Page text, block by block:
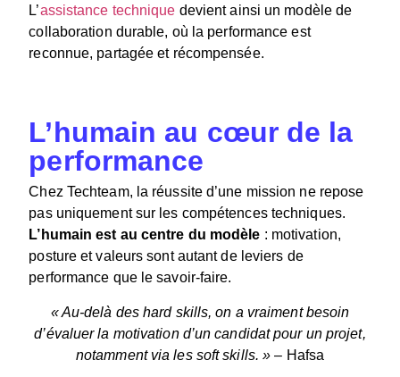
L’assistance technique devient ainsi un modèle de
collaboration durable, où la performance est
reconnue, partagée et récompensée.
L’humain au cœur de la
performance
Chez Techteam, la réussite d’une mission ne repose
pas uniquement sur les compétences techniques.
L’humain est au centre du modèle : motivation,
posture et valeurs sont autant de leviers de
performance que le savoir-faire.
«Au-delà des hard skills, on a vraiment besoin
d’évaluer la motivation d’un candidat pour un projet,
notamment via les soft skills. »– Hafsa